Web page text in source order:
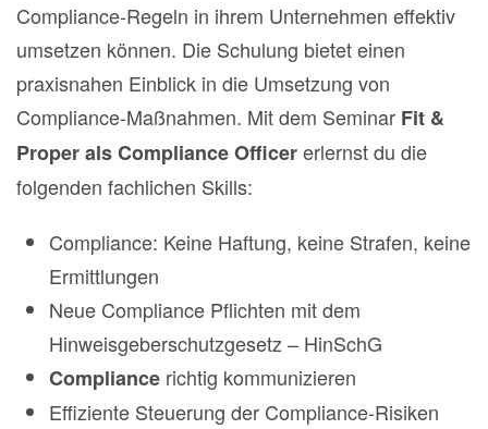
Compliance-Regeln in ihrem Unternehmen effektiv
umsetzen können. Die Schulung bietet einen
praxisnahen Einblick in die Umsetzung von
Compliance-Maßnahmen. Mit dem Seminar Fit &
Proper als Compliance Officererlernst du die
folgenden fachlichen Skills:
Compliance: Keine Haftung, keine Strafen, keine
Ermittlungen
Neue Compliance Pflichten mit dem
Hinweisgeberschutzgesetz – HinSchG
Compliance richtig kommunizieren
Effiziente Steuerung der Compliance-Risiken